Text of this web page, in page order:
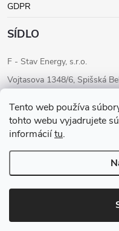
Tento web používa
tohto webu vyjadrujete
informáciítu.
GDPR
SÍDLO
F - Stav Energy, s.r.o.
Vojtasova 1348/6, Spišská
IČ DPH: SK2023283680
Konateľ: Ondrej Fudaly
Tel: +421 911 565 363
Copyright 2026F-STAV